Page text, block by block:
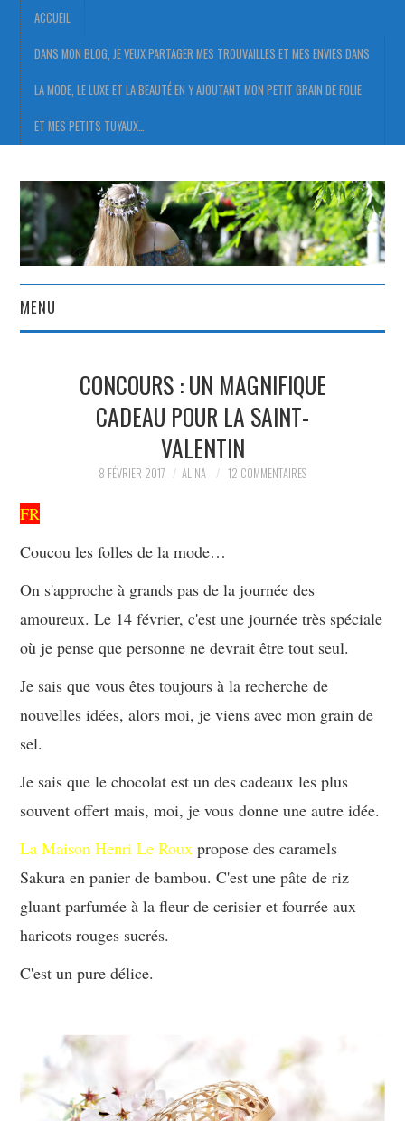
ACCUEIL
DANS MON BLOG, JE VEUX PARTAGER MES TROUVAILLES ET MES ENVIES DANS
LA MODE, LE LUXE ET LA BEAUTÉ EN Y AJOUTANT MON PETIT GRAIN DE FOLIE
ET MES PETITS TUYAUX…
MENU
DANS MON BLOG, JE VEUX
AJOUTANT MON PETIT
PETITS TUYAUX…
CONCOURS : UN MAGNIFIQUE
CADEAU POUR LA SAINT-
VALENTIN
8 FÉVRIER 2017 ALINA 12 COMMENTAIRES
FR
Coucou les folles de la mode…
On s'approche à grands pas de la journée des
amoureux. Le 14 février, c'est une journée très spéciale
où je pense que personne ne devrait être tout seul.
Je sais que vous êtes toujours à la recherche de
nouvelles idées, alors moi, je viens avec mon grain de
sel.
Je sais que le chocolat est un des cadeaux les plus
souvent offert mais, moi, je vous donne une autre idée.
La Maison Henri Le Roux propose des caramels
Sakura en panier de bambou. C'est une pâte de riz
gluant parfumée à la fleur de cerisier et fourrée aux
haricots rouges sucrés.
C'est un pure délice.